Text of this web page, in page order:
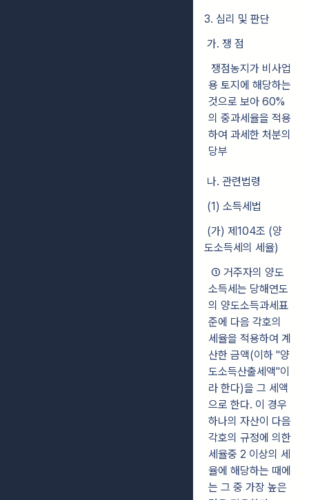
3. 심리 및 판단
가. 쟁 점
쟁점농지가 비사업
용 토지에 해당하는
것으로 보아 60%
의 중과세율을 적용
하여 과세한 처분의
당부
나. 관련법령
(1) 소득세법
(가) 제104조 (양
도소득세의 세율)
① 거주자의 양도
소득세는 당해연도
의 양도소득과세표
준에 다음 각호의
세율을 적용하여 계
산한 금액(이하 "양
도소득산출세액"이
라 한다)을 그 세액
으로 한다. 이 경우
하나의 자산이 다음
각호의 규정에 의한
세율중 2 이상의 세
율에 해당하는 때에
는 그 중 가장 높은